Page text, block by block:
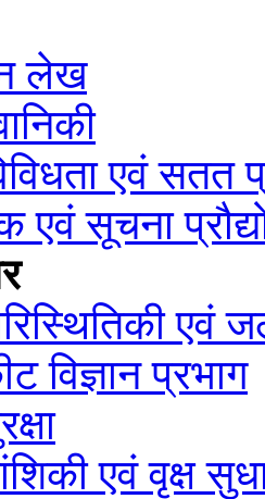
लेख
एवं सतत
सूचना
एवं
विज्ञान प्रभाग
एवं वृक्ष